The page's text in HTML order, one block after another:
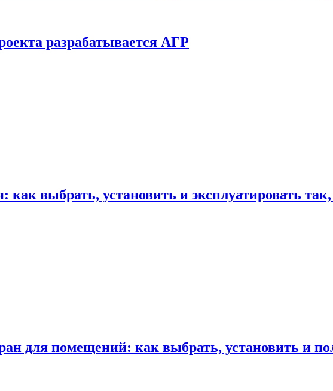
разрабатывается АГР
как выбрать, установить и эксплуатировать
для помещений: как выбрать, установить и